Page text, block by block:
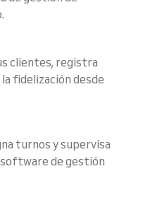
clientes, registra
fidelización desde
turnos y supervisa
de gestión